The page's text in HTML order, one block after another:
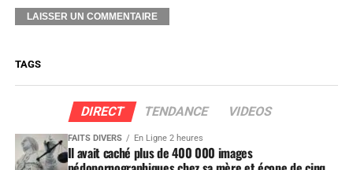
TAGS
DIRECT TENDANCE VIDEOS
FAITS DIVERS En Ligne 2 heures
Il avait caché plus de 400 000 images